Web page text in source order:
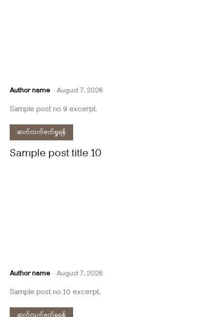
Author name -August 7, 2026
Sample post no 9 excerpt.
ဆက်လက်ဖတ်ရှုရန်
Sample post title 10
Author name -August 7, 2026
Sample post no 10 excerpt.